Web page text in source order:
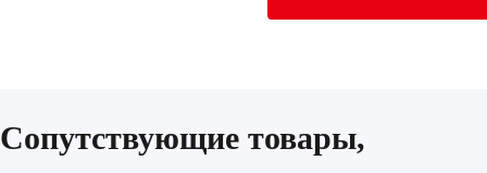
Сопутствующие товары,